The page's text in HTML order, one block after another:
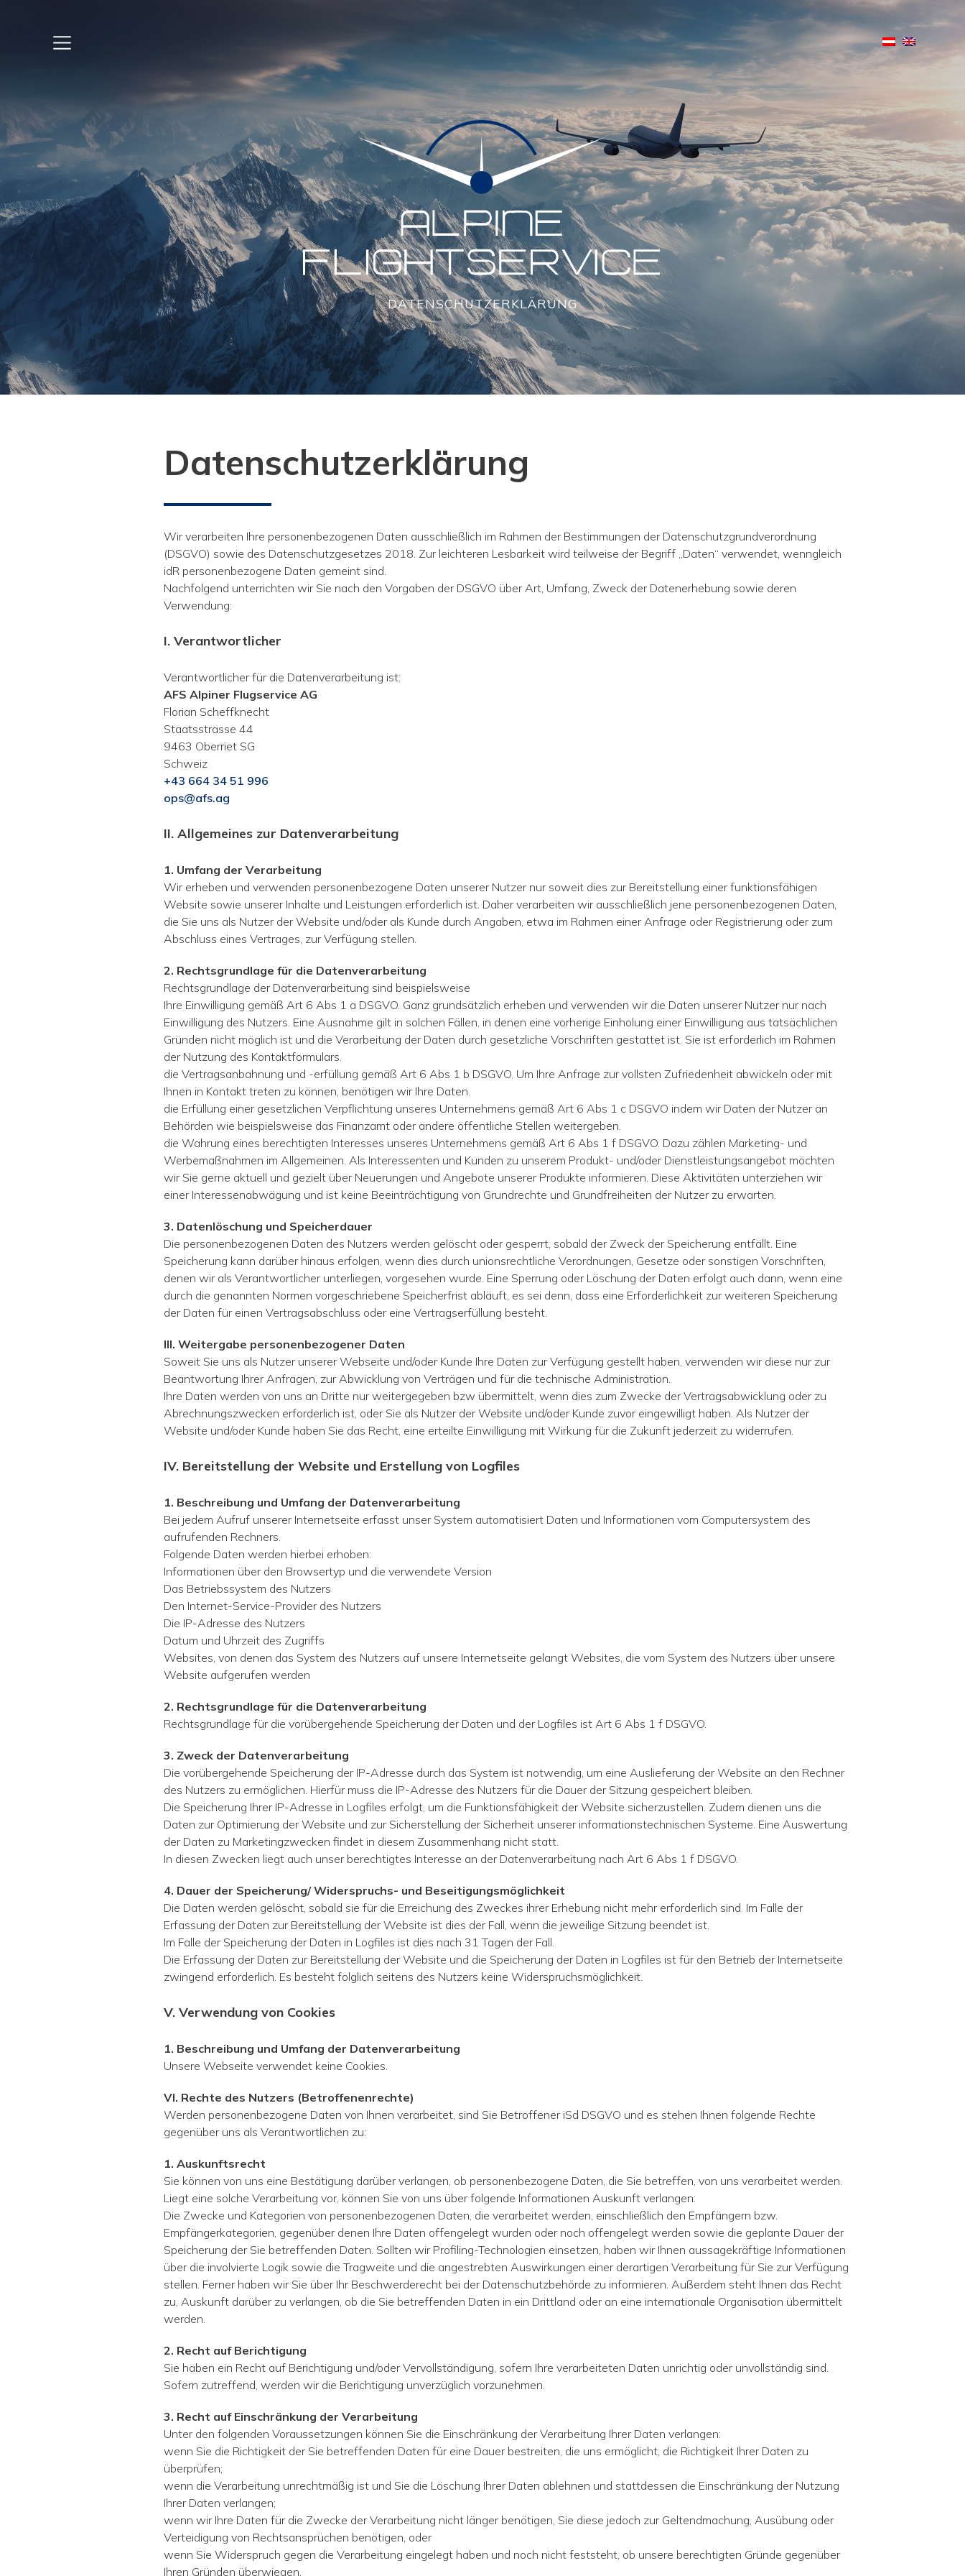
DATENSCHUTZERKLÄRUNG
Datenschutzerklärung
Wir verarbeiten Ihre personenbezogenen Daten ausschließlich im Rahmen der Bestimmungen der Datenschutzgrundverordnung
(DSGVO) sowie des Datenschutzgesetzes 2018. Zur leichteren Lesbarkeit wird teilweise der Begriff „Daten“ verwendet, wenngleich
idR personenbezogene Daten gemeint sind.
Nachfolgend unterrichten wir Sie nach den Vorgaben der DSGVO über Art, Umfang, Zweck der Datenerhebung sowie deren
Verwendung:
I. Verantwortlicher
Verantwortlicher für die Datenverarbeitung ist:
AFS Alpiner Flugservice AG
Florian Scheffknecht
Staatsstrasse 44
9463 Oberriet SG
Schweiz
+43 664 34 51 996
ops@afs.ag
II. Allgemeines zur Datenverarbeitung
1. Umfang der Verarbeitung
Wir erheben und verwenden personenbezogene Daten unserer Nutzer nur soweit dies zur Bereitstellung einer funktionsfähigen
Website sowie unserer Inhalte und Leistungen erforderlich ist. Daher verarbeiten wir ausschließlich jene personenbezogenen Daten,
die Sie uns als Nutzer der Website und/oder als Kunde durch Angaben, etwa im Rahmen einer Anfrage oder Registrierung oder zum
Abschluss eines Vertrages, zur Verfügung stellen.
2. Rechtsgrundlage für die Datenverarbeitung
Rechtsgrundlage der Datenverarbeitung sind beispielsweise
Ihre Einwilligung gemäß Art 6 Abs 1 a DSGVO. Ganz grundsätzlich erheben und verwenden wir die Daten unserer Nutzer nur nach
Einwilligung des Nutzers. Eine Ausnahme gilt in solchen Fällen, in denen eine vorherige Einholung einer Einwilligung aus tatsächlichen
Gründen nicht möglich ist und die Verarbeitung der Daten durch gesetzliche Vorschriften gestattet ist. Sie ist erforderlich im Rahmen
der Nutzung des Kontaktformulars.
die Vertragsanbahnung und -erfüllung gemäß Art 6 Abs 1 b DSGVO. Um Ihre Anfrage zur vollsten Zufriedenheit abwickeln oder mit
Ihnen in Kontakt treten zu können, benötigen wir Ihre Daten.
die Erfüllung einer gesetzlichen Verpflichtung unseres Unternehmens gemäß Art 6 Abs 1 c DSGVO indem wir Daten der Nutzer an
Behörden wie bei­spielsweise das Finanzamt oder andere öffentliche Stellen weitergeben.
die Wahrung eines berechtigten Interesses unseres Unternehmens gemäß Art 6 Abs 1 f DSGVO. Dazu zählen Marketing- und
Werbemaßnahmen im All­gemeinen. Als Interessenten und Kunden zu unserem Produkt- und/oder Dienstleistungsangebot möchten
wir Sie gerne aktuell und gezielt über Neue­rungen und Angebote unserer Produkte informieren. Diese Aktivitäten unterziehen wir
einer Interessenabwägung und ist keine Beeinträchtigung von Grundrechte und Grundfreiheiten der Nutzer zu erwarten.
3. Datenlöschung und Speicherdauer
Die personenbezogenen Daten des Nutzers werden gelöscht oder gesperrt, sobald der Zweck der Speicherung entfällt. Eine
Speicherung kann darüber hinaus erfolgen, wenn dies durch unionsrechtliche Verordnungen, Gesetze oder sonstigen Vorschriften,
denen wir als Verantwortlicher unterliegen, vorgesehen wurde. Eine Sperrung oder Löschung der Daten erfolgt auch dann, wenn eine
durch die genannten Normen vorgeschriebene Speicherfrist abläuft, es sei denn, dass eine Erforderlichkeit zur weiteren Speicherung
der Daten für einen Vertragsabschluss oder eine Vertragserfüllung besteht.
III. Weitergabe personenbezogener Daten
Soweit Sie uns als Nutzer unserer Webseite und/oder Kunde Ihre Daten zur Verfügung gestellt haben, verwenden wir diese nur zur
Beantwortung Ihrer Anfragen, zur Abwicklung von Verträgen und für die technische Administration.
Ihre Daten werden von uns an Dritte nur weitergegeben bzw übermittelt, wenn dies zum Zwecke der Vertragsabwicklung oder zu
Abrechnungszwecken erforderlich ist, oder Sie als Nutzer der Website und/oder Kunde zuvor eingewilligt haben. Als Nutzer der
Website und/oder Kunde haben Sie das Recht, eine erteilte Einwilligung mit Wirkung für die Zukunft jederzeit zu widerrufen.
IV. Bereitstellung der Website und Erstellung von Logfiles
1. Beschreibung und Umfang der Datenverarbeitung
Bei jedem Aufruf unserer Internetseite erfasst unser System automatisiert Daten und Informationen vom Computersystem des
aufrufenden Rechners.
Folgende Daten werden hierbei erhoben:
Informationen über den Browsertyp und die verwendete Version
Das Betriebssystem des Nutzers
Den Internet-Service-Provider des Nutzers
Die IP-Adresse des Nutzers
Datum und Uhrzeit des Zugriffs
Websites, von denen das System des Nutzers auf unsere Internetseite gelangt Websites, die vom System des Nutzers über unsere
Website aufgerufen werden
2. Rechtsgrundlage für die Datenverarbeitung
Rechtsgrundlage für die vorübergehende Speicherung der Daten und der Logfiles ist Art 6 Abs 1 f DSGVO.
3. Zweck der Datenverarbeitung
Die vorübergehende Speicherung der IP-Adresse durch das System ist notwendig, um eine Auslieferung der Website an den Rechner
des Nutzers zu er­möglichen. Hierfür muss die IP-Adresse des Nutzers für die Dauer der Sitzung gespeichert bleiben.
Die Speicherung Ihrer IP-Adresse in Logfiles erfolgt, um die Funktionsfähigkeit der Website sicherzustellen. Zudem dienen uns die
Daten zur Optimie­rung der Website und zur Sicherstellung der Sicherheit unserer informationstechnischen Systeme. Eine Auswertung
der Daten zu Marketingzwecken findet in diesem Zusammenhang nicht statt.
In diesen Zwecken liegt auch unser berechtigtes Interesse an der Datenverarbeitung nach Art 6 Abs 1 f DSGVO.
4. Dauer der Speicherung/ Widerspruchs- und Beseitigungsmöglichkeit
Die Daten werden gelöscht, sobald sie für die Erreichung des Zweckes ihrer Erhebung nicht mehr erforderlich sind. Im Falle der
Erfassung der Daten zur Bereitstellung der Website ist dies der Fall, wenn die jeweilige Sitzung beendet ist.
Im Falle der Speicherung der Daten in Logfiles ist dies nach 31 Tagen der Fall.
Die Erfassung der Daten zur Bereitstellung der Website und die Speicherung der Daten in Logfiles ist für den Betrieb der Internetseite
zwingend erfor­derlich. Es besteht folglich seitens des Nutzers keine Widerspruchsmöglichkeit.
V. Verwendung von Cookies
1. Beschreibung und Umfang der Datenverarbeitung
Unsere Webseite verwendet keine Cookies.
VI. Rechte des Nutzers (Betroffenenrechte)
Werden personenbezogene Daten von Ihnen verarbeitet, sind Sie Betroffener iSd DSGVO und es stehen Ihnen folgende Rechte
gegenüber uns als Ver­antwortlichen zu:
1. Auskunftsrecht
Sie können von uns eine Bestätigung darüber verlangen, ob personenbezogene Daten, die Sie betreffen, von uns verarbeitet werden.
Liegt eine solche Verarbeitung vor, können Sie von uns über folgende Informationen Auskunft verlangen:
Die Zwecke und Kategorien von personenbezogenen Daten, die verarbeitet werden, einschließlich den Empfängern bzw.
Empfängerkategorien, gegen­über denen Ihre Daten offengelegt wurden oder noch offengelegt werden sowie die geplante Dauer der
Speicherung der Sie betreffenden Daten. Sollten wir Profiling-Technologien einsetzen, haben wir Ihnen aussagekräftige Informationen
über die involvierte Logik sowie die Tragweite und die angestreb­ten Auswirkungen einer derartigen Verarbeitung für Sie zur Verfügung
stellen. Ferner haben wir Sie über Ihr Beschwerderecht bei der Datenschutzbe­hörde zu informieren. Außerdem steht Ihnen das Recht
zu, Auskunft darüber zu verlangen, ob die Sie betreffenden Daten in ein Drittland oder an eine internationale Organisation übermittelt
werden.
2. Recht auf Berichtigung
Sie haben ein Recht auf Berichtigung und/oder Vervollständigung, sofern Ihre verarbeiteten Daten unrichtig oder unvollständig sind.
Sofern zutreffend, werden wir die Berichtigung unverzüglich vorzunehmen.
3. Recht auf Einschränkung der Verarbeitung
Unter den folgenden Voraussetzungen können Sie die Einschränkung der Verarbeitung Ihrer Daten verlangen:
wenn Sie die Richtigkeit der Sie betreffenden Daten für eine Dauer bestreiten, die uns ermöglicht, die Richtigkeit Ihrer Daten zu
überprüfen;
wenn die Verarbeitung unrechtmäßig ist und Sie die Löschung Ihrer Daten ablehnen und stattdessen die Einschränkung der Nutzung
Ihrer Daten ver­langen;
wenn wir Ihre Daten für die Zwecke der Verarbeitung nicht länger benötigen, Sie diese jedoch zur Geltendmachung, Ausübung oder
Verteidigung von Rechtsansprüchen benötigen, oder
wenn Sie Widerspruch gegen die Verarbeitung eingelegt haben und noch nicht feststeht, ob unsere berechtigten Gründe gegenüber
Ihren Gründen überwiegen.